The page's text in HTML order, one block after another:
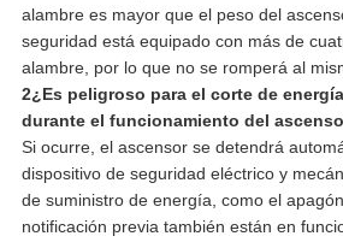
alambre es mayor que el peso del
seguridad está equipado con más de
alambre, por lo que no se romperá al
2¿Es peligroso para el corte de
durante el funcionamiento del
Si ocurre, el ascensor se detendrá
dispositivo de seguridad eléctrico y
de suministro de energía, como el
notificación previa también están en